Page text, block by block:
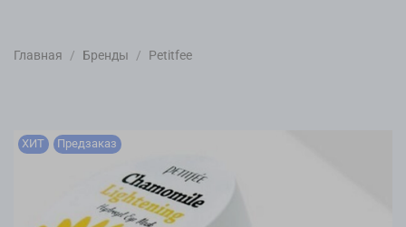
Главная Бренды Petitfee
ХИТ Предзаказ